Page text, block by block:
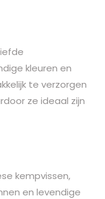
kleuren en
te verzorgen
ze ideaal zijn
kempvissen,
en levendige